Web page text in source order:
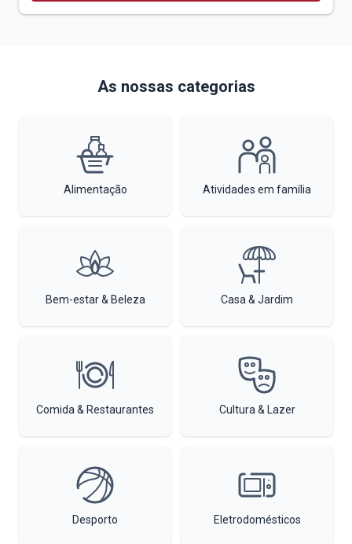
As nossas categorias
Alimentação Atividades em família
Bem-estar & Beleza Casa & Jardim
Comida & Restaurantes Cultura & Lazer
Desporto Eletrodomésticos